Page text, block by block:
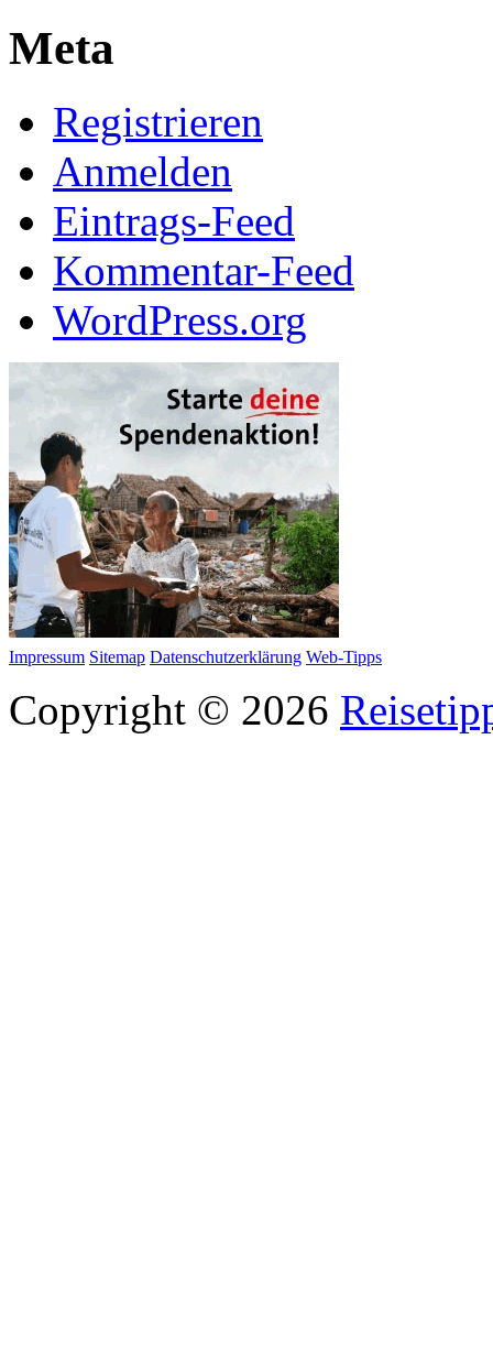
Meta
Registrieren
Anmelden
Eintrags-Feed
Kommentar-Feed
WordPress.org
Impressum Sitemap Datenschutzerklärung Web-Tipps
Copyright © 2026